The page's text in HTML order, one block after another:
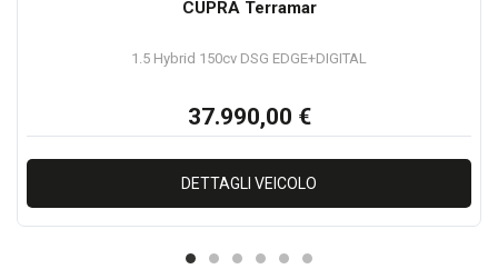
ALIMENTAZIONE( BENZINA ,DIESEL, METANO, GPL, ELETTRICO,
CHILOMETRI PERCORSI
ANNO IMMATRICOLAZIONE
SEGNALARE SE PRESENTI DANNI MECCANICI E/O
CUPRA Terramar
1.5 Hybrid 150cv DSG EDGE+DIGITAL
37.990,00 €
DETTAGLI VEICOLO